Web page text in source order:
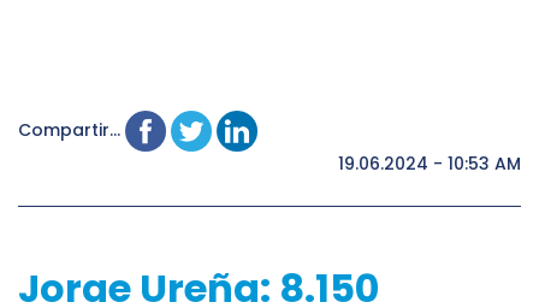
Compartir...
19.06.2024 - 10:53 AM
Jorge Ureña: 8.150